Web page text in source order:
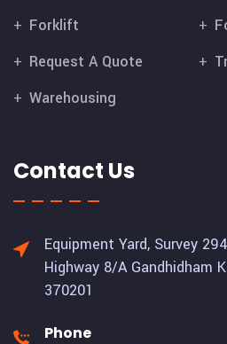
Forklift
Request A Quote
Warehousing
Contact Us
Equipment Yard, Survey
Highway 8/A Gandhidham
370201
Phone